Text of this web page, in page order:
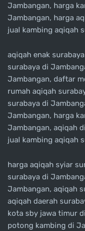
Jambangan, harga
Jambangan, harga
jual kambing aqiqah
aqiqah enak
surabaya di
Jambangan, daftar
rumah aqiqah
surabaya di
Jambangan, harga
Jambangan, aqiqah
jual kambing aqiqah
harga aqiqah syiar
surabaya di
Jambangan, aqiqah
aqiqah daerah
kota sby jawa timur
potong kambing di